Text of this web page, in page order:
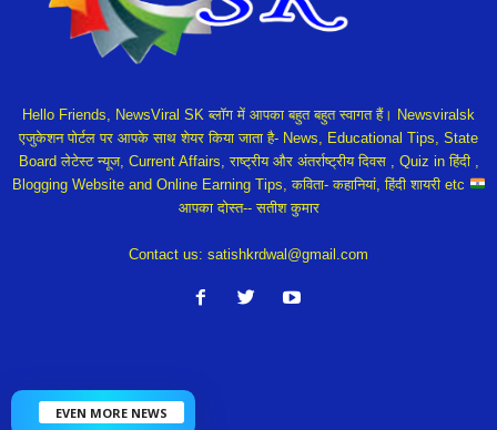
Hello Friends, NewsViral SK ब्लॉग में आपका बहुत बहुत स्वागत हैं। Newsviralsk
एजुकेशन पोर्टल पर आपके साथ शेयर किया जाता है- News, Educational Tips, State
Board लेटेस्ट न्यूज, Current Affairs, राष्ट्रीय और अंतर्राष्ट्रीय दिवस , Quiz in हिंदी ,
Blogging Website and Online Earning Tips, कविता- कहानियां, हिंदी शायरी etc
आपका दोस्त-- सतीश कुमार
Contact us: satishkrdwal@gmail.com
EVEN MORE NEWS